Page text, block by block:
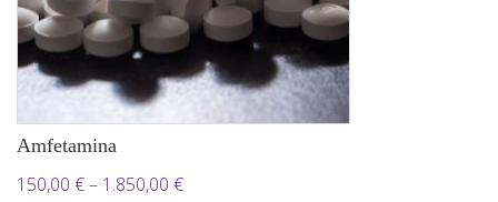
Amfetamina
150,00 €– 1.850,00 €Rozpětí